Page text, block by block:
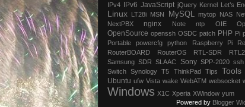
IPv4
IPv6 JavaScript jQuery Kernel Let’s
Linux LT28i MSN MySQL mytop NAS
NextPBX
nginx Note ntp OIE
OpenSource openssh OSDC patch PHP Pi
Portable
powercfg python Raspberry Pi
RouterBOARD
RouterOS RTL-SDR
Samsung SDR SLAAC Sony SPP-2020 ssh
Switch Synology T5 ThinkPad Tips Tools
Ubuntu ufw Vista wake WebATM websocket
Windows X1C Xperia XWindow yum
Powered by Blogger